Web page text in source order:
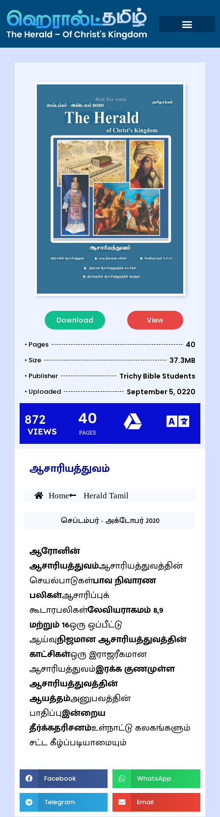
Download View
• Pages 40
• Size 37.3MB
• Publisher Trichy Bible Students
• Uploaded September 5, 0220
872
VIEWS PAGES
40
ஆசாரியத்துவம்
Home Herald Tamil
செப்டம்பர் - அக்டோபர் 2020
ஆரோனின்
ஆசாரியத்துவம்ஆசாரியத்துவத்தின்
செயல்பாடுகள்பாவ நிவாரண
பலிகள்ஆசாரிப்புக்
கூடாரபலிகள்லேவியராகமம் 8,9
மற்றும் 16ஒரு ஒப்பீட்டு
ஆய்வுநிஜமான ஆசாரியத்துவத்தின்
காட்சிகள்ஒரு இராஜரீகமான
ஆசாரியத்துவம்இரக்க குணமுள்ள
ஆசாரியத்துவத்தின்
ஆயத்தம்அனுபவத்தின்
பாதிப்புஇன்றைய
தீர்க்கதரிசனம்உள்நாட்டு கலகங்களும்
சட்ட கீழ்ப்படியாமையும்
Facebook WhatsApp
Telegram Email